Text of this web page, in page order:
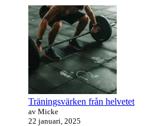
Primära
sidofältet
Widget
område
Träningsvärken från helvetet
av Micke
22 januari, 2025